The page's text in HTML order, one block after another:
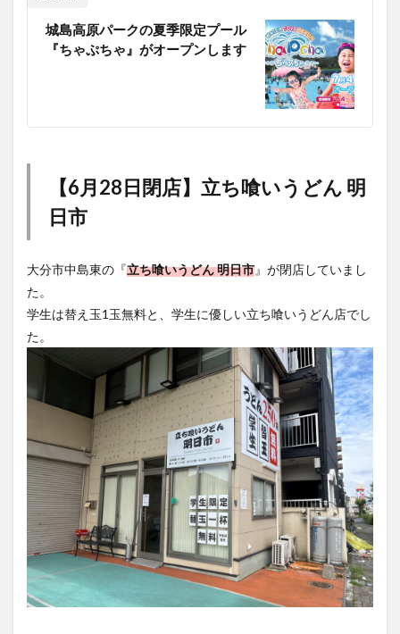
城島高原パークの夏季限定プール
『ちゃぷちゃ』がオープンします
【6月28日閉店】立ち喰いうどん 明
日市
大分市中島東の『立ち喰いうどん 明日市』が閉店していまし
た。
学生は替え玉1玉無料と、学生に優しい立ち喰いうどん店でし
た。